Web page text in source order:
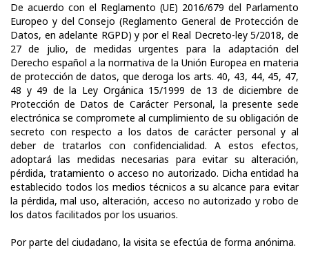
De acuerdo con el Reglamento (UE) 2016/679 del Parlamento
Europeo y del Consejo (Reglamento General de Protección de
Datos, en adelante RGPD) y por el Real Decreto-ley 5/2018, de
27 de julio, de medidas urgentes para la adaptación del
Derecho español a la normativa de la Unión Europea en materia
de protección de datos, que deroga los arts. 40, 43, 44, 45, 47,
48 y 49 de la Ley Orgánica 15/1999 de 13 de diciembre de
Protección de Datos de Carácter Personal, la presente sede
electrónica se compromete al cumplimiento de su obligación de
secreto con respecto a los datos de carácter personal y al
deber de tratarlos con confidencialidad. A estos efectos,
adoptará las medidas necesarias para evitar su alteración,
pérdida, tratamiento o acceso no autorizado. Dicha entidad ha
establecido todos los medios técnicos a su alcance para evitar
la pérdida, mal uso, alteración, acceso no autorizado y robo de
los datos facilitados por los usuarios.
Por parte del ciudadano, la visita se efectúa de forma anónima.